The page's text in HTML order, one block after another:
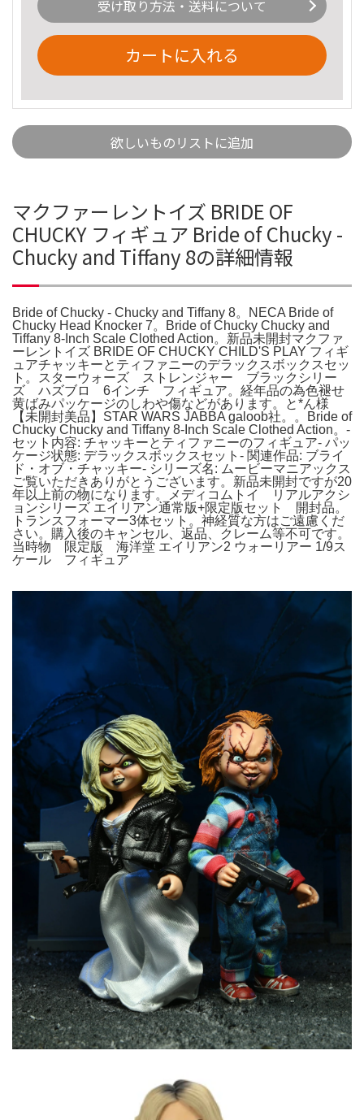
受け取り方法・送料について
カートに入れる
欲しいものリストに追加
マクファーレントイズ BRIDE OF
CHUCKY フィギュア Bride of Chucky -
Chucky and Tiffany 8の詳細情報
Bride of Chucky - Chucky and Tiffany 8。NECA Bride of
Chucky Head Knocker 7。Bride of Chucky Chucky and
Tiffany 8-Inch Scale Clothed Action。新品未開封マクファ
ーレントイズ BRIDE OF CHUCKY CHILD'S PLAY フィギ
ュアチャッキーとティファニーのデラックスボックスセッ
ト。スターウォーズ ストレンジャー ブラックシリー
ズ ハズブロ 6インチ フィギュア。経年品の為色褪せ
黄ばみパッケージのしわや傷などがあります。と*ん様
【未開封美品】STAR WARS JABBA galoob社。。Bride of
Chucky Chucky and Tiffany 8-Inch Scale Clothed Action。-
セット内容: チャッキーとティファニーのフィギュア- パッ
ケージ状態: デラックスボックスセット- 関連作品: ブライ
ド・オブ・チャッキー- シリーズ名: ムービーマニアックス
ご覧いただきありがとうございます。新品未開封ですが20
年以上前の物になります。メディコムトイ リアルアクシ
ョンシリーズ エイリアン通常版+限定版セット 開封品。
トランスフォーマー3体セット。神経質な方はご遠慮くだ
さい。購入後のキャンセル、返品、クレーム等不可です。
当時物 限定版 海洋堂 エイリアン2 ウォーリアー 1/9ス
ケール フィギュア